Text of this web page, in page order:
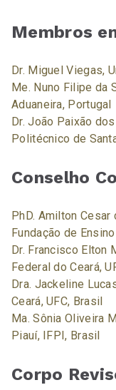
Membros
Dr. Miguel Viegas,
Me. Nuno Filipe da
Aduaneira, Portugal
Dr. João Paixão
Politécnico de
Conselho
PhD. Amilton
Fundação de
Dr. Francisco Elton
Federal do Ceará,
Dra. Jackeline
Ceará, UFC, Brasil
Ma. Sônia Oliveira
Piauí, IFPI, Brasil
Corpo